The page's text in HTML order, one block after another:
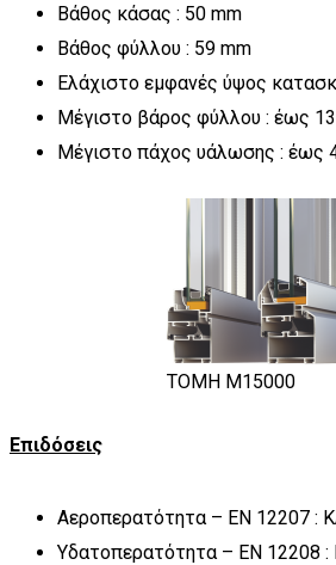
Βάθος κάσας : 50 mm
Βάθος φύλλου : 59 mm
Ελάχιστο εμφανές ύψος
Μέγιστο βάρος φύλλου : έως
Μέγιστο πάχος υάλωσης : έως
TOMH M15000
Επιδόσεις
Αεροπερατότητα – EN 12207 :
Υδατοπερατότητα – EN 12208 :